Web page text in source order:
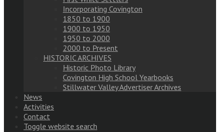
Incorporating Covington
1850 to 1900
1900 to 1950
1950 to 2000
2000 to Present
HISTORIC ARCHIVES
Historic Photo Library
Covington High School Yearbooks
Stillwater Valley Advertiser Archives
News
Activities
Contact
Toggle website search